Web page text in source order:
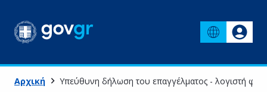
Αρχική Υπεύθυνη δήλωση του επαγγέλματος - λογιστή